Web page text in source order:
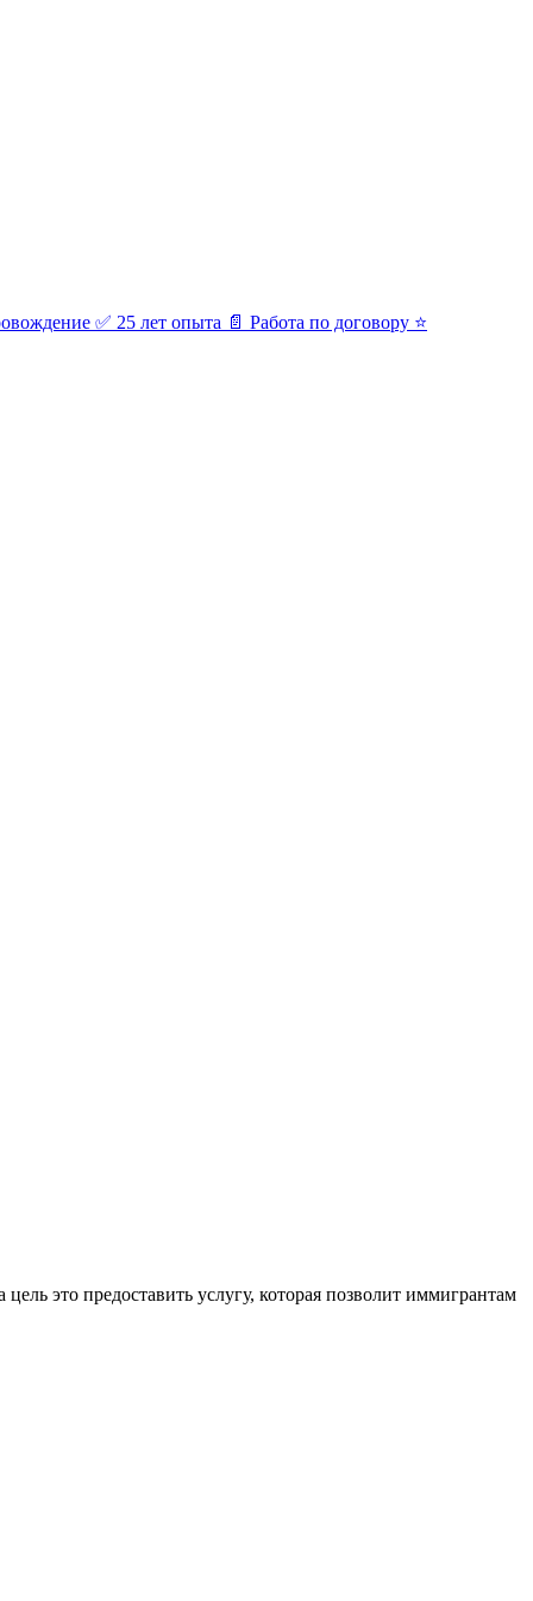
✅ 25 лет опыта 📄 Работа по договору ⭐
это предоставить услугу, которая позволит иммигрантам